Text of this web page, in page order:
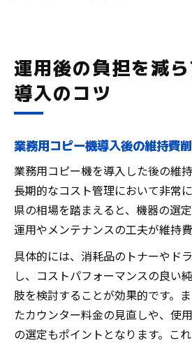
運用後の負担を減
導入のコツ
業務用コピー機導入後の維持費
業務用コピー機を導入した後の維
長期的なコスト管理において非常
県の相場を踏まえると、機器の選
運用やメンテナンスの工夫が維持費
具体的には、消耗品のトナーやド
し、コストパフォーマンスの良い
肢を検討することが効果的です。
たカウンター料金の見直しや、使
の選定もポイントとなります。こ